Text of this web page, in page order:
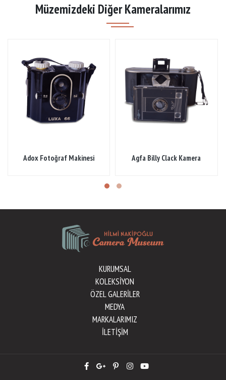
Müzemizdeki Diğer Kameralarımız
Adox Fotoğraf Makinesi Agfa Billy Clack Kamera
KURUMSAL
KOLEKSİYON
ÖZEL GALERİLER
MEDYA
MARKALARIMIZ
İLETİŞİM